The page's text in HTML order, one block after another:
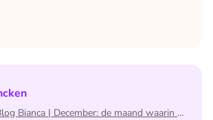
Blog Bianca | December: de maand waarin ik mijn man verloor
Blog Bianca | December: de maand